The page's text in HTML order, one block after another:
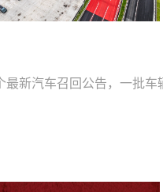
最新汽车召回公告，一批车